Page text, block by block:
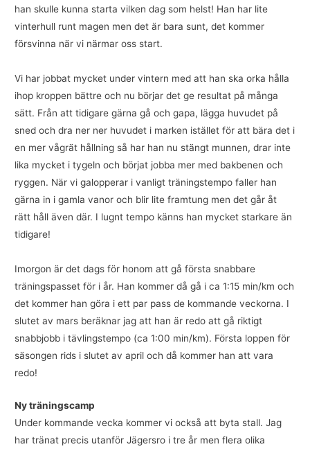
han skulle kunna starta vilken dag som helst! Han har lite
vinterhull runt magen men det är bara sunt, det kommer
försvinna när vi närmar oss start.
Vi har jobbat mycket under vintern med att han ska orka hålla
ihop kroppen bättre och nu börjar det ge resultat på många
sätt. Från att tidigare gärna gå och gapa, lägga huvudet på
sned och dra ner ner huvudet i marken istället för att bära det i
en mer vågrät hållning så har han nu stängt munnen, drar inte
lika mycket i tygeln och börjat jobba mer med bakbenen och
ryggen. När vi galopperar i vanligt träningstempo faller han
gärna in i gamla vanor och blir lite framtung men det går åt
rätt håll även där. I lugnt tempo känns han mycket starkare än
tidigare!
Imorgon är det dags för honom att gå första snabbare
träningspasset för i år. Han kommer då gå i ca 1:15 min/km och
det kommer han göra i ett par pass de kommande veckorna. I
slutet av mars beräknar jag att han är redo att gå riktigt
snabbjobb i tävlingstempo (ca 1:00 min/km). Första loppen för
säsongen rids i slutet av april och då kommer han att vara
redo!
Ny träningscamp
Under kommande vecka kommer vi också att byta stall. Jag
har tränat precis utanför Jägersro i tre år men flera olika